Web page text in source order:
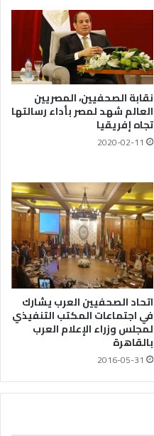
نقابة الصحفيين، المصريين
العالم شهد لمصر بأداء رسالتها
تجاه إفريقيا
2020-02-11
اتحاد الصحفيين العرب يشارك
في اجتماعات المكتب التنفيذي
لمجلس وزراء الإعلام العرب
بالقاهرة
2016-05-31